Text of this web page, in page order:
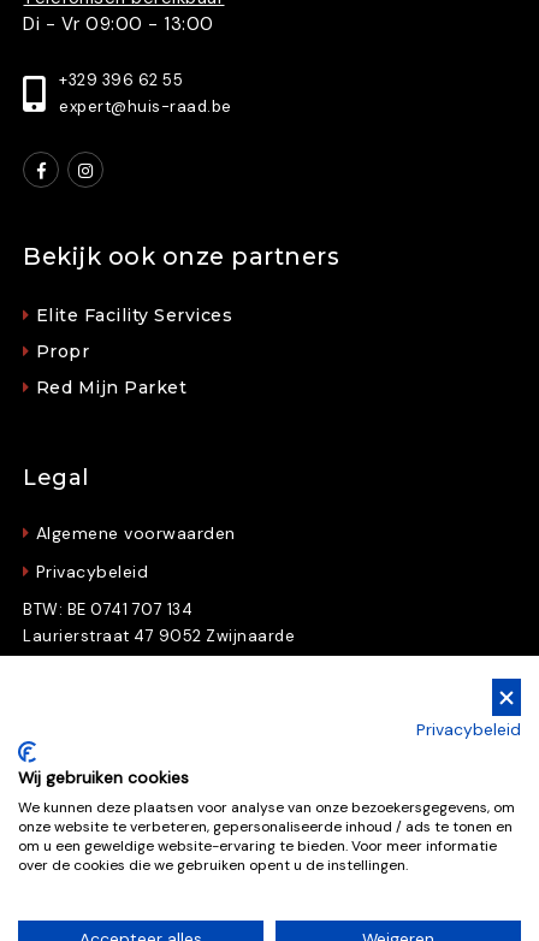
Di - Vr 09:00 - 13:00
+329 396 62 55
expert@huis-raad.be
Bekijk ook onze partners
Elite Facility Services
Propr
Red Mijn Parket
Legal
Algemene voorwaarden
Privacybeleid
BTW: BE 0741 707 134
Laurierstraat 47 9052 Zwijnaarde
Download nu gratis e-books en whitepapers
Gratis downloads
Privacybeleid
Wij gebruiken cookies
We kunnen deze plaatsen voor analyse van onze bezoekersgegevens, om
onze website te verbeteren, gepersonaliseerde inhoud / ads te tonen en
om u een geweldige website-ervaring te bieden. Voor meer informatie
over de cookies die we gebruiken opent u de instellingen.